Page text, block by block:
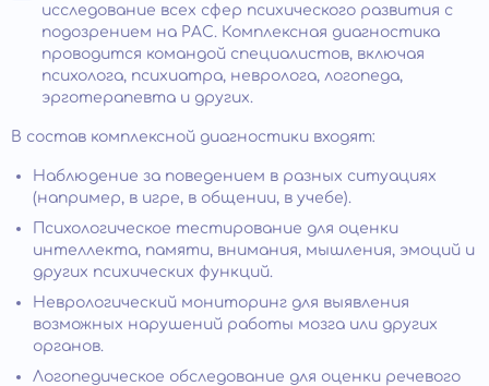
исследование всех сфер психического развития с
подозрением на РАС. Комплексная диагностика
проводится командой специалистов, включая
психолога, психиатра, невролога, логопеда,
эрготерапевта и других.
В состав комплексной диагностики входят:
Наблюдение за поведением в разных ситуациях
(например, в игре, в общении, в учебе).
Психологическое тестирование для оценки
интеллекта, памяти, внимания, мышления, эмоций и
других психических функций.
Неврологический мониторинг для выявления
возможных нарушений работы мозга или других
органов.
Логопедическое обследование для оценки речевого